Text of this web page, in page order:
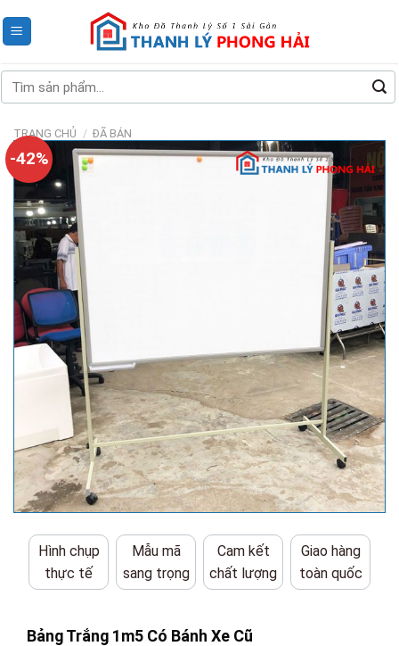
to
Tìm
kiếm:
TRANG CHỦ / ĐÃ BÁN
-42%
Hình chụp
thực tế
Mẫu mã
sang trọng
Cam kết
chất lượng
Giao hàng
toàn quốc
Bảng Trắng 1m5 Có Bánh Xe Cũ